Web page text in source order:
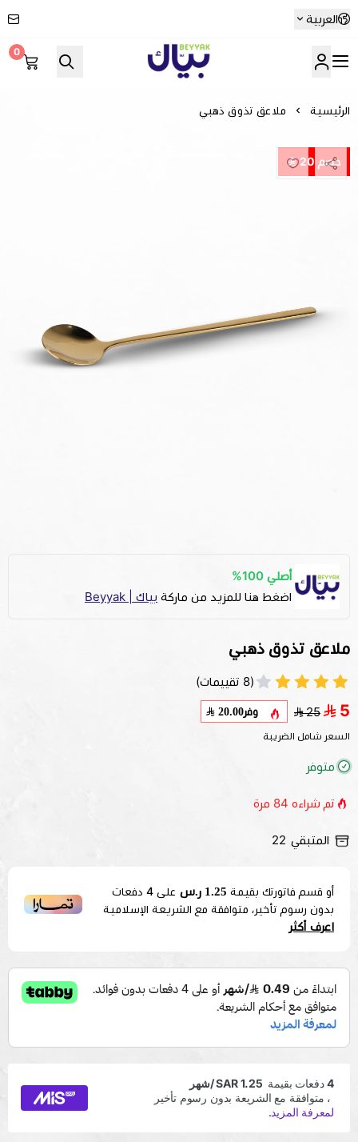
العربية
Beyyak
0
الرئيسية ملاعق تذوق ذهبي
خصم 20
أصلي 100%
اضغط هنا للمزيد من ماركة بياك | Beyyak
ملاعق تذوق ذهبي
(8 تقييمات)
5
25 وفر20.00
السعر شامل الضريبة
متوفر
تم شراءه 84 مرة
المتبقي 22
أو قسم فاتورتك بقيمة 1.25 ر.س على 4 دفعات
بدون رسوم تأخير، متوافقة مع الشريعة الإسلامية
اعرف أكثر